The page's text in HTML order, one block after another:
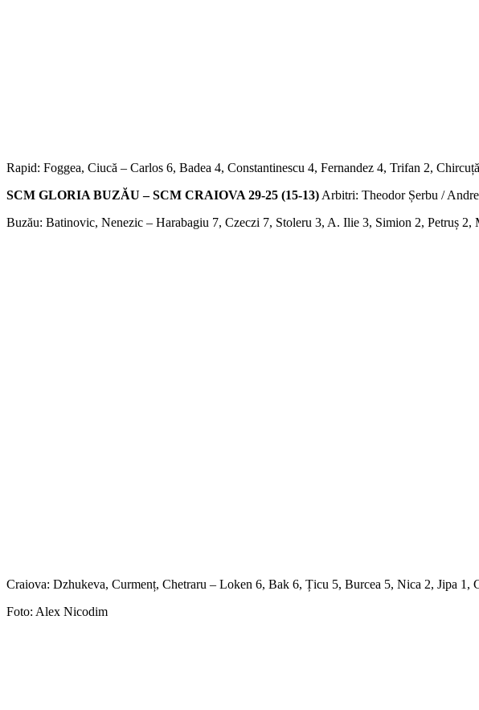
Rapid: Foggea, Ciucă – Carlos 6, Badea 4, Constantinescu 4, Fernandez 4, Trifan 2,
SCM GLORIA BUZĂU – SCM CRAIOVA 29-25 (15-13) Arbitri: Theodor Șerbu /
Buzău: Batinovic, Nenezic – Harabagiu 7, Czeczi 7, Stoleru 3, A. Ilie 3, Simion 2, Petruș
Craiova: Dzhukeva, Curmenț, Chetraru – Loken 6, Bak 6, Țicu 5, Burcea 5, Nica 2, Jipa 1,
Foto: Alex Nicodim